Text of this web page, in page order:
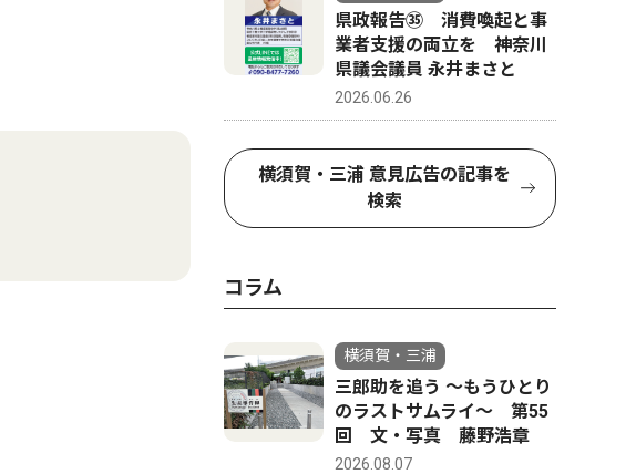
県政報告㉟ 消費喚起と事
業者支援の両立を 神奈川
県議会議員 永井まさと
2026.06.26
横須賀・三浦 意見広告の記事を
検索
コラム
横須賀・三浦
三郎助を追う 〜もうひとり
のラストサムライ〜 第55
回 文・写真 藤野浩章
2026.08.07